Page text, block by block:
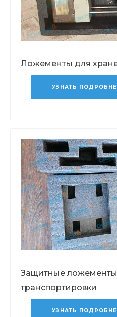
Ложементы для
УЗНАТЬ
Защитные
транспортировки
УЗНАТЬ